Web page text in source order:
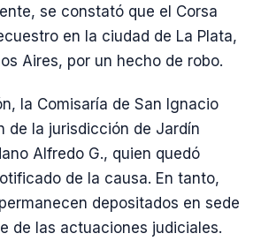
se constató que el Corsa
en la ciudad de La Plata,
Aires, por un hecho de robo.
la Comisaría de San Ignacio
de la jurisdicción de Jardín
Alfredo G., quien quedó
de la causa. En tanto,
depositados en sede
de las actuaciones judiciales.